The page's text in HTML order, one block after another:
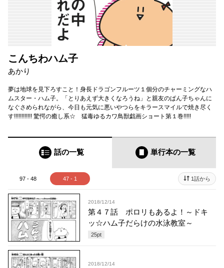
こんちわハム子
あかり
夢は地球を見下ろすこと！身長ドラゴンフルーツ１個分のチャーミングなハ
ムスター・ハム子。「とりあえず大きくなろうね」と親友のぱん子ちゃんに
なぐさめられながら、今日も元気に悪いやつらをキラースマイルで焼き尽く
す!!!!!!!!!!!! 驚愕の癒し系☆ 猛毒ゆるカワ鳥獣戯画ショート第１巻!!!!!
話の一覧 単行本の一覧
97 - 48 47 - 1 1話から
2018/12/14
第４７話 ポロリもあるよ！～ドキ
ッ☆ハム子だらけの水泳教室～
25pt
2018/12/14